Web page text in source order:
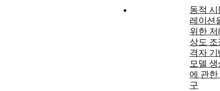
동적 시
레이션
위한 저
상도 조
격자 기
모델 생
에 관한
구